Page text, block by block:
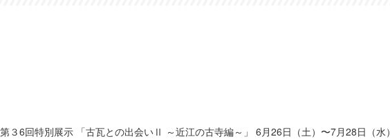
6回特別展示 「古瓦との出会いⅡ ～近江の古寺編～」 6月26日（土）〜7月28日（水）